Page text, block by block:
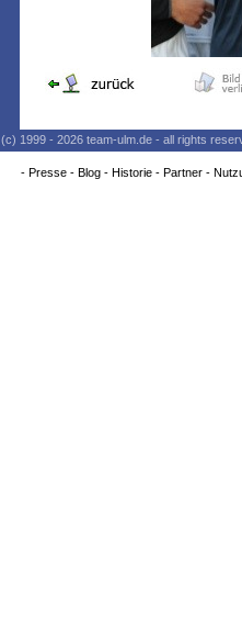
(c) 1999 - 2026 team-ulm.de - all rights
- Presse- Blog- Historie- Partner-